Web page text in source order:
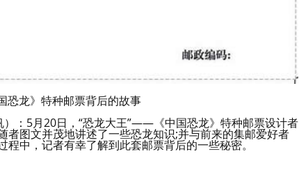
恐龙》特种邮票背后的故事
）：5月20日，“恐龙大王”——《中国恐龙》特种邮票设计者
图文并茂地讲述了一些恐龙知识;并与前来的集邮爱好者
中，记者有幸了解到此套邮票背后的一些秘密。